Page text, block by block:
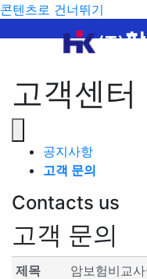
콘텐츠로 건너뛰기
고객센터
공지사항
고객 문의
Contacts us
고객 문의
제목
암보험비교